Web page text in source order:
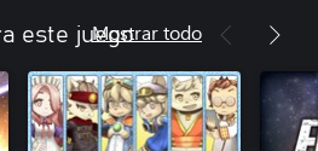
este juegoMostrar todo